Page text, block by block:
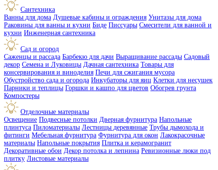
Сантехника
Ванны для дома Душевые кабины и ограждения Унитазы для дома
Раковины для ванны и кухни Биде Писсуары Смесители для ванной и
кухни Инженерная сантехника
Сад и огород
Саженцы и рассада Барбекю для дачи Выращивание рассады Садовый
декор Семена и Луковицы Дачная сантехника Товары для
консервирования и виноделия Печи для сжигания мусора
Обустройство сада и огорода Инкубаторы для яиц Клетки для несушек
Парники и теплицы Горшки и кашпо для цветов Обогрев грунта
Компостеры
Отделочные материалы
Освещение Подвесные потолки Дверная фурнитура Напольные
плинтуса Пиломатериалы Лестницы деревянные Трубы дымохода и
фитинги Мебельная фурнитура Фурнитура для окон Лакокрасочные
материалы Напольные покрытия Плитка и керамогранит
Декоративные обои Декор потолка и лепнина Ревизионные люки под
плитку Листовые материалы